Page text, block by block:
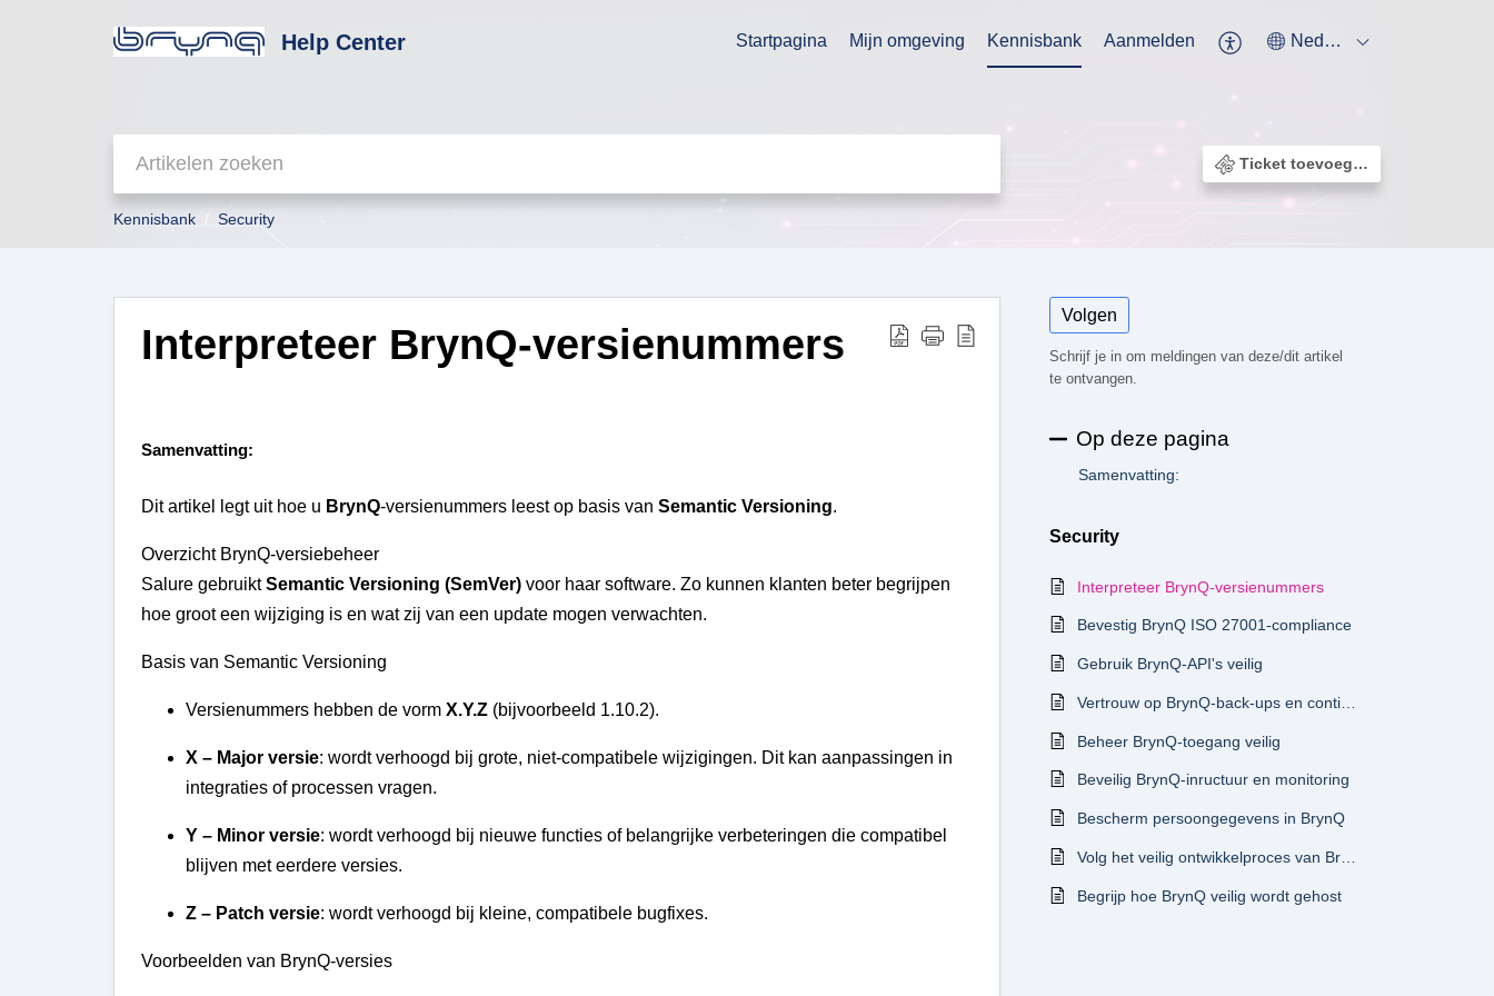
Help Center Startpagina Mijn omgeving Kennisbank Aanmelden Nederlands
Ticket toevoegen
Kennisbank Security
Interpreteer BrynQ-versienummers
Samenvatting:
Dit artikel legt uit hoe u BrynQ-versienummers leest op basis van Semantic Versioning.
Overzicht BrynQ-versiebeheer
Salure gebruiktSemantic Versioning (SemVer) voor haar software. Zo kunnen klanten beter begrijpen
hoe groot een wijziging is en wat zij van een update mogen verwachten.
Basis van Semantic Versioning
Versienummers hebben de vorm X.Y.Z (bijvoorbeeld 1.10.2).
X – Major versie: wordt verhoogd bij grote, niet-compatibele wijzigingen. Dit kan aanpassingen in
integraties of processen vragen.
Y – Minor versie: wordt verhoogd bij nieuwe functies of belangrijke verbeteringen die compatibel
blijven met eerdere versies.
Z – Patch versie: wordt verhoogd bij kleine, compatibele bugfixes.
Voorbeelden van BrynQ-versies
Volgen
Schrijf je in om meldingen van deze/dit artikel
te ontvangen.
Op deze pagina
Samenvatting:
Security
Interpreteer BrynQ-versienummers
Bevestig BrynQ ISO 27001-compliance
Gebruik BrynQ-API's veilig
Beheer BrynQ-toegang veilig
Beveilig BrynQ-inructuur en monitoring
Bescherm persoongegevens in BrynQ
Begrijp hoe BrynQ veilig wordt gehost